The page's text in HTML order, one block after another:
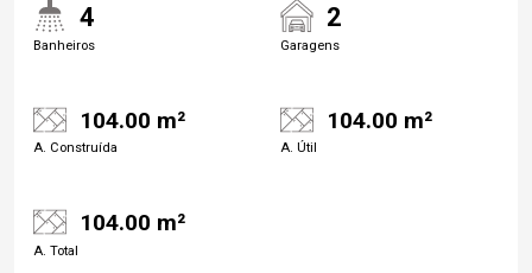
4
Banheiros
2
Garagens
104.00 m²
A. Construída
104.00 m²
A. Útil
104.00 m²
A. Total